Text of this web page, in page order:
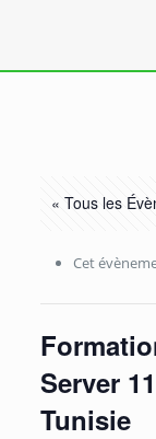
« Tous les
Cet
Server
Tunisie